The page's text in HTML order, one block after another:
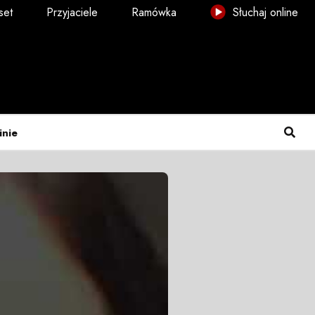
Przyjaciele Ramówka Słuchaj online